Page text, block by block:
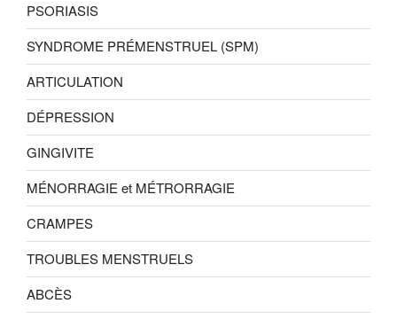
PSORIASIS
SYNDROME PRÉMENSTRUEL (SPM)
ARTICULATION
DÉPRESSION
GINGIVITE
MÉNORRAGIE et MÉTRORRAGIE
CRAMPES
TROUBLES MENSTRUELS
ABCÈS